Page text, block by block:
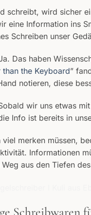
schreibt, wird sicher
eine Information ins
Schreiben unser
Das haben
the Keyboard”
notieren, diese
wir uns etwas
Info ist bereits in
viel merken müssen,
Informationen
aus den Tiefen
Schreibwaren